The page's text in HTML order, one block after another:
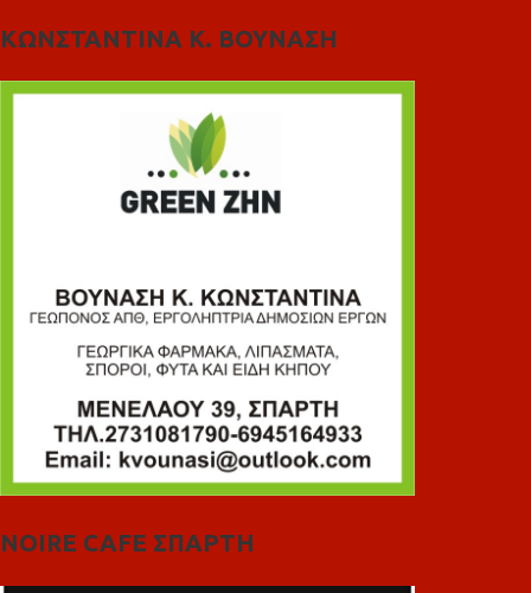
ΚΩΝΣΤΑΝΤΙΝΑ Κ. ΒΟΥΝΑΣΗ
NOIRE CAFE ΣΠΑΡΤΗ